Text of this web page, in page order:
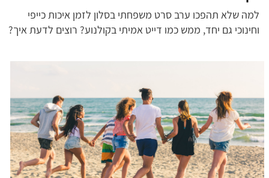
למה שלא תהפכו ערב סרט משפחתי בסלון לזמן איכות כייפי
וחינוכי גם יחד, ממש כמו דייט אמיתי בקולנוע? רוצים לדעת איך?